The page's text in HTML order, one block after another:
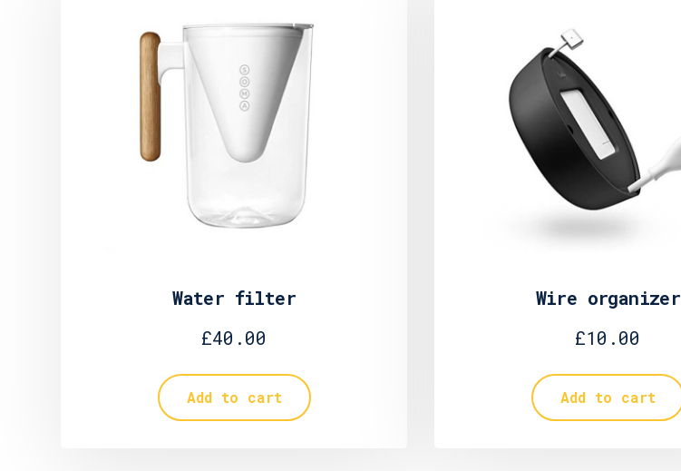
Water filter
£40.00
Add to cart
Wire organizer
£10.00
Add to cart